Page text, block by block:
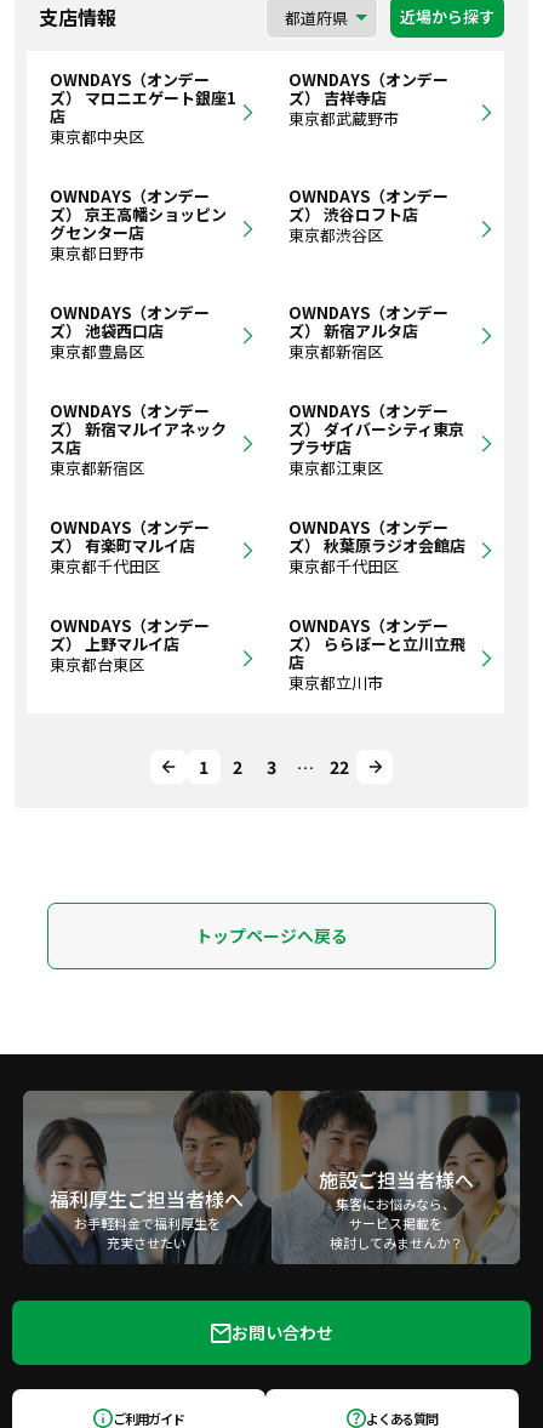
支店情報 近場から探す
OWNDAYS（オンデー
ズ） マロニエゲート銀座1
店
東京都中央区
OWNDAYS（オンデー
ズ） 吉祥寺店
東京都武蔵野市
OWNDAYS（オンデー
ズ） 京王高幡ショッピン
グセンター店
東京都日野市
OWNDAYS（オンデー
ズ） 渋谷ロフト店
東京都渋谷区
OWNDAYS（オンデー
ズ） 池袋西口店
東京都豊島区
OWNDAYS（オンデー
ズ） 新宿アルタ店
東京都新宿区
OWNDAYS（オンデー
ズ） 新宿マルイアネック
ス店
東京都新宿区
OWNDAYS（オンデー
ズ） ダイバーシティ東京
プラザ店
東京都江東区
OWNDAYS（オンデー
ズ） 有楽町マルイ店
東京都千代田区
OWNDAYS（オンデー
ズ） 秋葉原ラジオ会館店
東京都千代田区
OWNDAYS（オンデー
ズ） 上野マルイ店
東京都台東区
OWNDAYS（オンデー
ズ） ららぽーと立川立飛
店
東京都立川市
1 2 3 … 22
トップページへ戻る
福利厚生ご担当者様へ
お手軽料金で福利厚生を
充実させたい
施設ご担当者様へ
集客にお悩みなら、
サービス掲載を
検討してみませんか？
お問い合わせ
ご利用ガイド よくある質問